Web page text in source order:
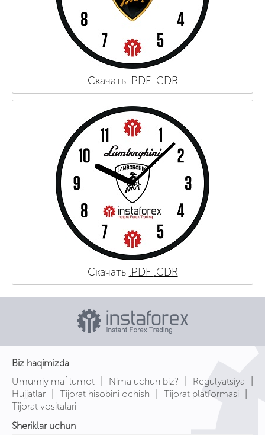
Скачать .PDF .CDR
Скачать .PDF .CDR
Biz haqimizda
Umumiy ma`lumot
Nima uchun biz? Regulyatsiya
Hujjatlar Tijorat hisobini ochish Tijorat platformasi
Tijorat vositalari
Sheriklar uchun